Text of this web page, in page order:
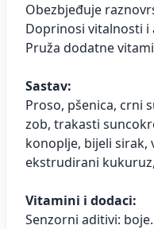
Obezbjeđuje
Doprinosi vitalnosti i
Pruža dodatne
Sastav:
Proso, pšenica, crni
zob, trakasti
konoplje, bijeli sirak,
ekstrudirani
Vitamini i dodaci:
Senzorni aditivi: boje.